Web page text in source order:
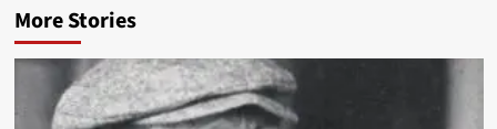
More Stories